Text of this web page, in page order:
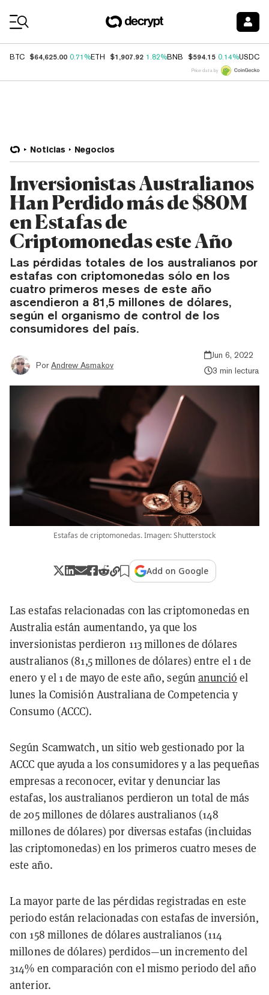
BTC $64,625.00 0.71%ETH $1,907.92 1.82%BNB $594.15 0.14%USDC
Price data by
Noticias Negocios
Inversionistas Australianos
Han Perdido más de $80M
en Estafas de
Criptomonedas este Año
Las pérdidas totales de los australianos por
estafas con criptomonedas sólo en los
cuatro primeros meses de este año
ascendieron a 81,5 millones de dólares,
según el organismo de control de los
consumidores del país.
Por Andrew Asmakov
Jun 6, 2022
3 min lectura
Estafas de criptomonedas. Imagen: Shutterstock
Add on Google
Las estafas relacionadas con las criptomonedas en
Australia están aumentando, ya que los
inversionistas perdieron 113 millones de dólares
australianos (81,5 millones de dólares) entre el 1 de
enero y el 1 de mayo de este año, segúnanunció el
lunes la Comisión Australiana de Competencia y
Consumo (ACCC).
Según Scamwatch, un sitio web gestionado por la
ACCC que ayuda a los consumidores y a las pequeñas
empresas a reconocer, evitar y denunciar las
estafas, los australianos perdieron un total de más
de 205 millones de dólares australianos (148
millones de dólares) por diversas estafas (incluidas
las criptomonedas) en los primeros cuatro meses de
este año.
La mayor parte de las pérdidas registradas en este
periodo están relacionadas con estafas de inversión,
con 158 millones de dólares australianos (114
millones de dólares) perdidos—un incremento del
314% en comparación con el mismo periodo del año
anterior.